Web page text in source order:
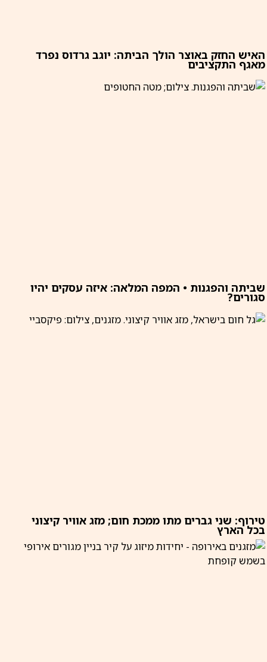
האיש החזק באוצר הולך הביתה: יוגב גרדוס נפרד
מאגף התקציבים
שביתה והפגנות • המפה המלאה: איזה עסקים יהיו
סגורים?
טירוף: שני גברים מתו ממכת חום; מזג אוויר קיצוני
בכל הארץ